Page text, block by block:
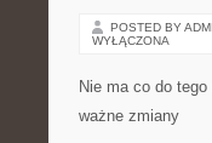
POSTED BY
WYŁĄCZONA
Nie ma co do
ważne zmiany